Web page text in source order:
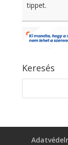
tippet.
Keresés